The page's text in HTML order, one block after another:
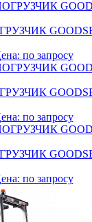
по запросу
по запросу
по запросу